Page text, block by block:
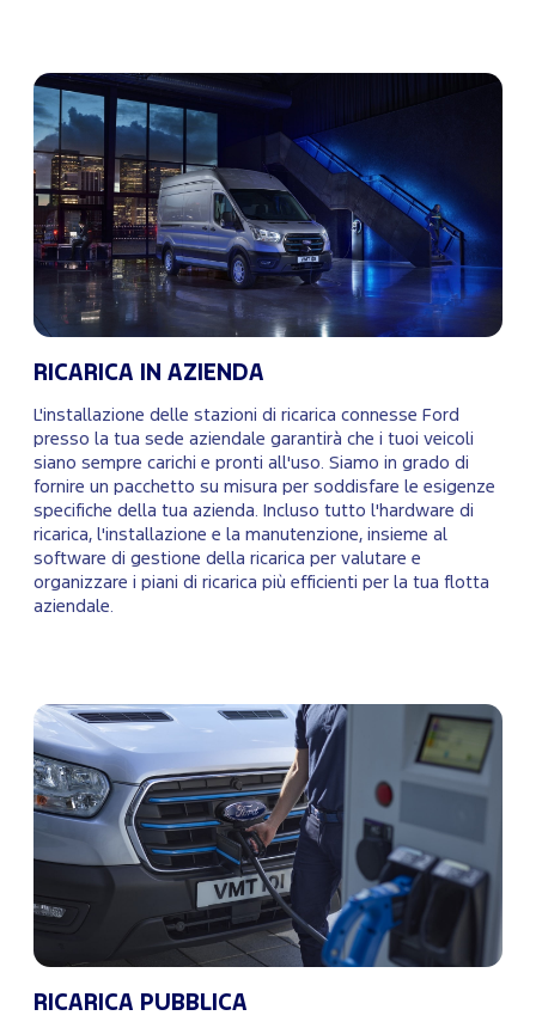
RICARICA IN AZIENDA
L'installazione delle stazioni di ricarica connesse Ford
presso la tua sede aziendale garantirà che i tuoi veicoli
siano sempre carichi e pronti all'uso. Siamo in grado di
fornire un pacchetto su misura per soddisfare le esigenze
specifiche della tua azienda. Incluso tutto l'hardware di
ricarica, l'installazione e la manutenzione, insieme al
software di gestione della ricarica per valutare e
organizzare i piani di ricarica più efficienti per la tua flotta
aziendale.
RICARICA PUBBLICA